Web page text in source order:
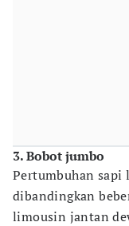
3. Bobot jumbo
Pertumbuhan
dibandingkan
limousin jantan